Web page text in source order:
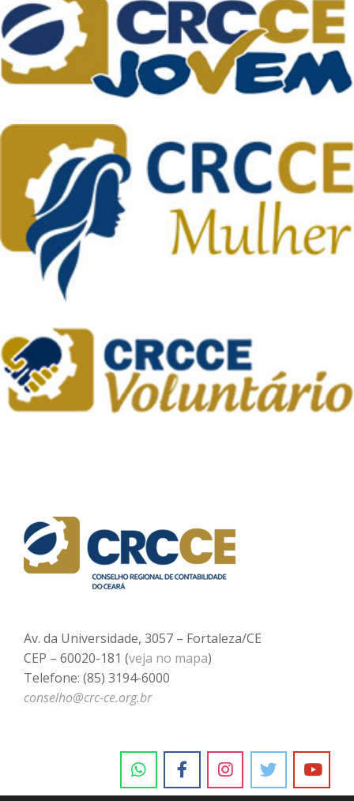
Av. da Universidade, 3057 – Fortaleza/CE
CEP – 60020-181 (veja no mapa)
Telefone: (85) 3194-6000
conselho@crc-ce.org.br